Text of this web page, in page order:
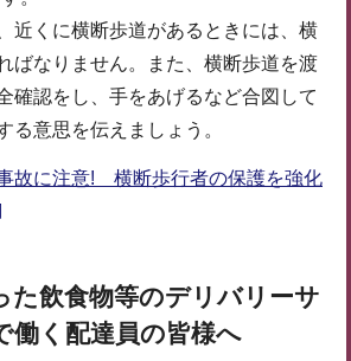
近くに横断歩道があるときには、横
ばなりません。また、横断歩道を渡
確認をし、手をあげるなど合図して
る意思を伝えましょう。
故に注意! 横断歩行者の保護を強化
た飲食物等のデリバリーサ
働く配達員の皆様へ